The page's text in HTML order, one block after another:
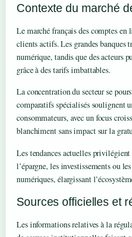
Contexte du marché
Le marché français des comptes
clients actifs. Les grandes
numérique, tandis que des acteurs
grâce à des tarifs imbattables.
La concentration du secteur se
comparatifs spécialisés soulignent
consommateurs, avec un focus
blanchiment sans impact sur la
Les tendances actuelles
l’épargne, les investissements ou
numériques, élargissant
Sources officielles et
Les informations relatives à la